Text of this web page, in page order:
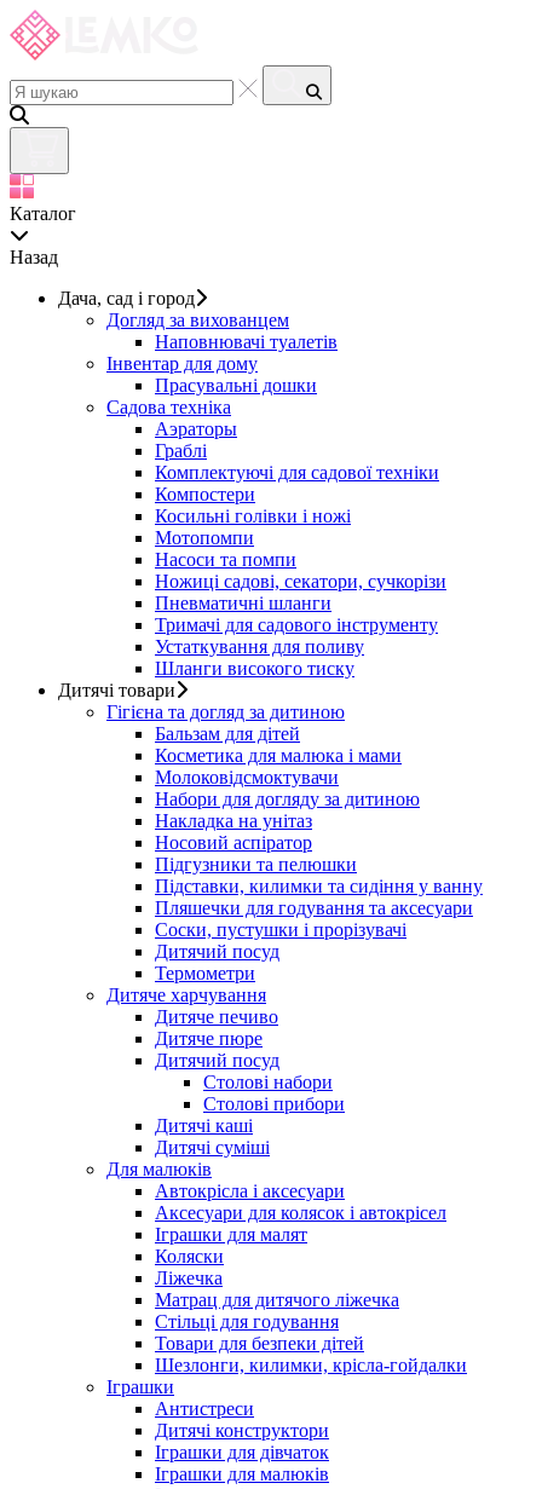
Каталог
Назад
Дача, сад і город
Догляд за вихованцем
Наповнювачі туалетів
Інвентар для дому
Прасувальні дошки
Садова техніка
Аэраторы
Граблі
Комплектуючі для садової техніки
Компостери
Косильні голівки і ножі
Мотопомпи
Насоси та помпи
Ножиці садові, секатори, сучкорізи
Пневматичні шланги
Тримачі для садового інструменту
Устаткування для поливу
Шланги високого тиску
Дитячі товари
Гігієна та догляд за дитиною
Бальзам для дітей
Косметика для малюка і мами
Молоковідсмоктувачи
Набори для догляду за дитиною
Накладка на унітаз
Носовий аспіратор
Підгузники та пелюшки
Підставки, килимки та сидіння у ванну
Пляшечки для годування та аксесуари
Соски, пустушки і прорізувачі
Дитячий посуд
Термометри
Дитяче харчування
Дитяче печиво
Дитяче пюре
Дитячий посуд
Столові набори
Столові прибори
Дитячі каші
Дитячі суміші
Для малюків
Автокрісла і аксесуари
Аксесуари для колясок і автокрісел
Іграшки для малят
Коляски
Ліжечка
Матрац для дитячого ліжечка
Стільці для годування
Товари для безпеки дітей
Шезлонги, килимки, крісла-гойдалки
Іграшки
Антистреси
Дитячі конструктори
Іграшки для дівчаток
Іграшки для малюків